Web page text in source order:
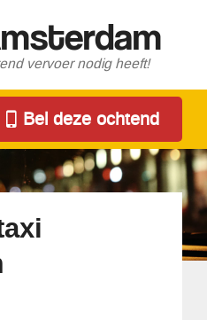
vervoer nodig heeft!
Bel deze ochtend